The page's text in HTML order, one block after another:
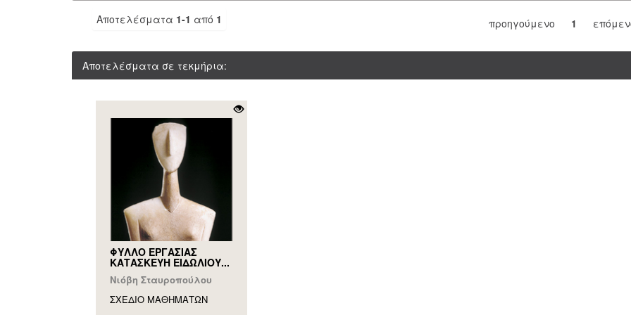
Αποτελέσματα 1-1 από 1 προηγούμενο 1
Αποτελέσματα σε τεκμήρια:
ΦΥΛΛΟ ΕΡΓΑΣΙΑΣ
ΚΑΤΑΣΚΕΥΗ ΕΙΔΩΛΙΟΥ...
Νιόβη Σταυροπούλου
ΣΧΕΔΙΟ ΜΑΘΗΜAΤΩΝ